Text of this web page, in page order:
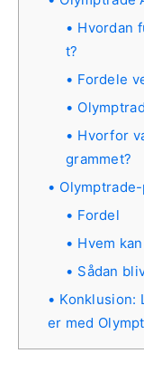
Hvordan
t?
Fordele
Hvorfor
grammet?
Fordel
Hvem
Sådan
Konklusion:
er med